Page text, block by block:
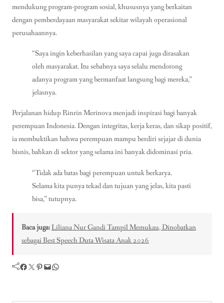
mendukung program-program sosial, khususnya yang berkaitan
dengan pemberdayaan masyarakat sekitar wilayah operasional
perusahaannya.
“Saya ingin keberhasilan yang saya capai juga dirasakan
oleh masyarakat. Itu sebabnya saya selalu mendorong
adanya program yang bermanfaat langsung bagi mereka,”
jelasnya.
Perjalanan hidup Rinrin Merinova menjadi inspirasi bagi banyak
perempuan Indonesia. Dengan integritas, kerja keras, dan sikap positif,
ia membuktikan bahwa perempuan mampu berdiri sejajar di dunia
bisnis, bahkan di sektor yang selama ini banyak didominasi pria.
“Tidak ada batas bagi perempuan untuk berkarya.
Selama kita punya tekad dan tujuan yang jelas, kita pasti
bisa,” tutupnya.
Baca juga:Liliana Nur Gandi Tampil Memukau, Dinobatkan
sebagai Best Speech Duta Wisata Anak 2026
Facebook Twitter Pinterest Mail WhatsApp